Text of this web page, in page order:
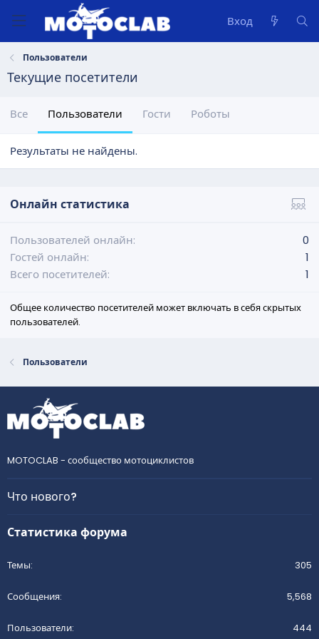
Вход
Пользователи
Текущие посетители
Все Пользователи Гости Роботы
Результаты не найдены.
Онлайн статистика
Пользователей онлайн
0
Гостей онлайн
1
Всего посетителей
1
Общее количество посетителей может включать в себя скрытых
пользователей.
Пользователи
MOTOCLAB - сообщество мотоциклистов
Что нового?
Статистика форума
Темы 305
Сообщения 5,568
Пользователи 444